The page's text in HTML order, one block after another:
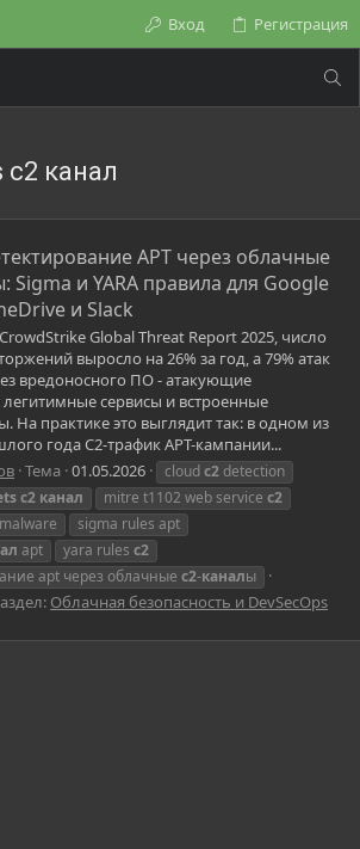
Вход Регистрация
c2 канал
APT через облачные
Sigma и YARA правила для Google
и Slack
Global Threat Report 2025, число
выросло на 26% за год, а 79% атак
вредоносного ПО - атакующие
сервисы и встроенные
На практике это выглядит так: в одном из
года C2-трафик APT-кампании...
Тема 01.05.2026 cloudc2 detection
c2 канал mitre t1102 web service c2
malware
sigma rules apt
apt yara rules c2
apt через облачные c2-каналы
Облачная безопасность и DevSecOps